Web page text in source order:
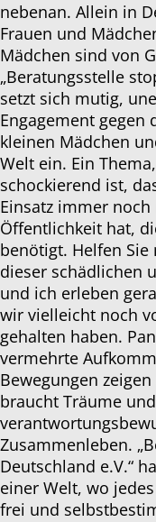
nebenan. Allein in
Frauen und
Mädchen sind von
„Beratungsstelle
setzt sich mutig,
Engagement gegen
kleinen Mädchen
Welt ein. Ein
schockierend ist,
Einsatz immer
Öffentlichkeit hat,
benötigt. Helfen Sie
dieser schädlichen
und ich erleben
wir vielleicht noch
gehalten haben.
vermehrte
Bewegungen
braucht Träume
Zusammenleben.
Deutschland e.V.“
einer Welt, wo
frei und